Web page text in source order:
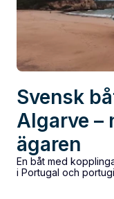
Svensk
Algarve –
ägaren
En båt med
i Portugal och